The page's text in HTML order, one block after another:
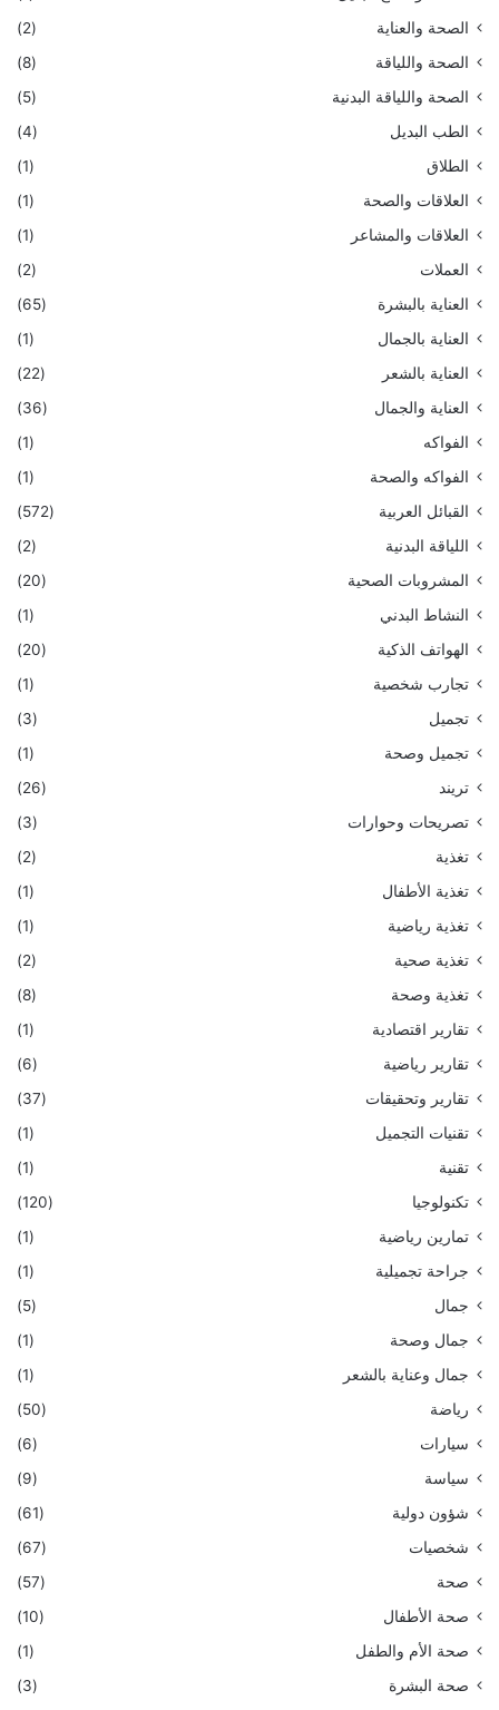
الصحة والعناية
(2)
الصحة واللياقة
(8)
الصحة واللياقة البدنية
(5)
الطب البديل
(4)
الطلاق
(1)
العلاقات والصحة
(1)
العلاقات والمشاعر
(1)
العملات
(2)
العناية بالبشرة
(65)
العناية بالجمال
(1)
العناية بالشعر
(22)
العناية والجمال
(36)
الفواكه
(1)
الفواكه والصحة
(1)
القبائل العربية
(572)
اللياقة البدنية
(2)
المشروبات الصحية
(20)
النشاط البدني
(1)
الهواتف الذكية
(20)
تجارب شخصية
(1)
تجميل
(3)
تجميل وصحة
(1)
تريند
(26)
تصريحات وحوارات
(3)
تغذية
(2)
تغذية الأطفال
(1)
تغذية رياضية
(1)
تغذية صحية
(2)
تغذية وصحة
(8)
تقارير اقتصادية
(1)
تقارير رياضية
(6)
تقارير وتحقيقات
(37)
تقنيات التجميل
(1)
تقنية
(1)
تكنولوجيا
(120)
تمارين رياضية
(1)
جراحة تجميلية
(1)
جمال
(5)
جمال وصحة
(1)
جمال وعناية بالشعر
(1)
رياضة
(50)
سيارات
(6)
سياسة
(9)
شؤون دولية
(61)
شخصيات
(67)
صحة
(57)
صحة الأطفال
(10)
صحة الأم والطفل
(1)
صحة البشرة
(3)